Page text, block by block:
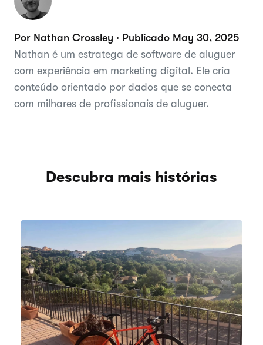
Por Nathan Crossley · Publicado May 30, 2025
Nathan é um estratega de software de aluguer
com experiência em marketing digital. Ele cria
conteúdo orientado por dados que se conecta
com milhares de profissionais de aluguer.
Descubra mais histórias